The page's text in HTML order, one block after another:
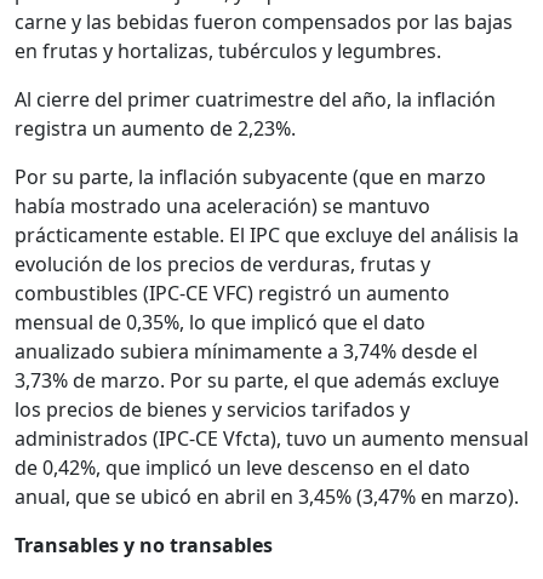
carne y las bebidas fueron compensados por las bajas
en frutas y hortalizas, tubérculos y legumbres.
Al cierre del primer cuatrimestre del año, la inflación
registra un aumento de 2,23%.
Por su parte, la inflación subyacente (que en marzo
había mostrado una aceleración) se mantuvo
prácticamente estable. El IPC que excluye del análisis la
evolución de los precios de verduras, frutas y
combustibles (IPC-CE VFC) registró un aumento
mensual de 0,35%, lo que implicó que el dato
anualizado subiera mínimamente a 3,74% desde el
3,73% de marzo. Por su parte, el que además excluye
los precios de bienes y servicios tarifados y
administrados (IPC-CE Vfcta), tuvo un aumento mensual
de 0,42%, que implicó un leve descenso en el dato
anual, que se ubicó en abril en 3,45% (3,47% en marzo).
Transables y no transables